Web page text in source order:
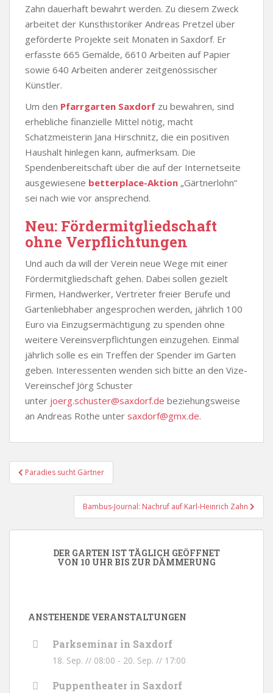
Zahn dauerhaft bewahrt werden. Zu diesem Zweck
arbeitet der Kunsthistoriker Andreas Pretzel über
geförderte Projekte seit Monaten in Saxdorf. Er
erfasste 665 Gemälde, 6610 Arbeiten auf Papier
sowie 640 Arbeiten anderer zeitgenössischer
Künstler.
Um den Pfarrgarten Saxdorf zu bewahren, sind
erhebliche finanzielle Mittel nötig, macht
Schatzmeisterin Jana Hirschnitz, die ein positiven
Haushalt hinlegen kann, aufmerksam. Die
Spendenbereitschaft über die auf der Internetseite
ausgewiesene betterplace-Aktion „Gärtnerlohn“
sei nach wie vor ansprechend.
Neu: Fördermitgliedschaft
ohne Verpflichtungen
Und auch da will der Verein neue Wege mit einer
Fördermitgliedschaft gehen. Dabei sollen gezielt
Firmen, Handwerker, Vertreter freier Berufe und
Gartenliebhaber angesprochen werden, jährlich 100
Euro via Einzugsermächtigung zu spenden ohne
weitere Vereinsverpflichtungen einzugehen. Einmal
jährlich solle es ein Treffen der Spender im Garten
geben. Interessenten wenden sich bitte an den Vize-
Vereinschef Jörg Schuster
unter joerg.schuster@saxdorf.de beziehungsweise
an Andreas Rothe unter saxdorf@gmx.de.
Beitragsnavigation
Paradies sucht Gärtner
Bambus-Journal: Nachruf auf Karl-Heinrich Zahn
DER GARTEN IST TÄGLICH GEÖFFNET
VON 10 UHR BIS ZUR DÄMMERUNG
ANSTEHENDE VERANSTALTUNGEN
Parkseminar in Saxdorf
18. Sep. // 08:00 - 20. Sep. // 17:00
Puppentheater in Saxdorf